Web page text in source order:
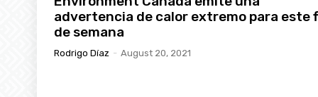
advertencia de calor extremo para este
de semana
Rodrigo Díaz - August 20, 2021